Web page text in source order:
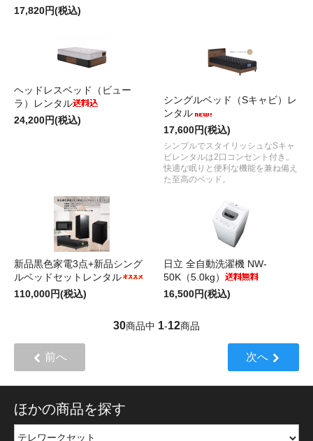
17,820円(税込)
ヘッドレスベッド（ビュー
ラ）レンタル
24,200円(税込)
シングルベッド（Sキャビ）レ
ンタル
17,600円(税込)
シンプルでスタイリッシュなSキャ
ビレンタルは2口コンセント付き。
快適な眠りと便利な機能を兼ね備え
た至高のベッド。
新品黒色家電3点+新品シング
ルベッドセットレンタル
110,000円(税込)
日立 全自動洗濯機 NW-
50K（5.0kg）
16,500円(税込)
30商品中 1-12商品
前へ 次へ
ほかの商品を探す